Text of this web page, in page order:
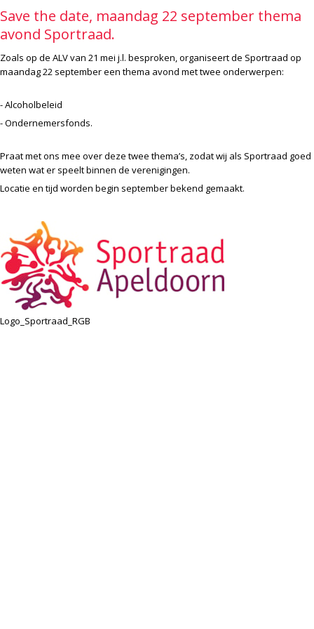
Save the date, maandag 22 september thema
avond Sportraad.
Zoals op de ALV van 21 mei j.l. besproken, organiseert de Sportraad op
maandag 22 september een thema avond met twee onderwerpen:
- Alcoholbeleid
- Ondernemersfonds.
Praat met ons mee over deze twee thema’s, zodat wij als Sportraad goed
weten wat er speelt binnen de verenigingen.
Locatie en tijd worden begin september bekend gemaakt.
Logo_Sportraad_RGB